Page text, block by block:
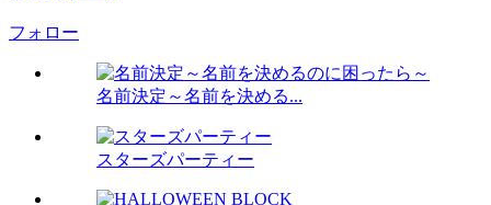
フォロー
名前決定～名前を決める...
スターズパーティー